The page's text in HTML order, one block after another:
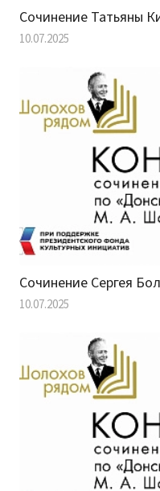
Сочинение Татьяны
10.07.2025
Сочинение Сергея
10.07.2025